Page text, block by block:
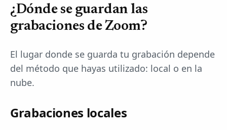
¿Dónde se guardan las
grabaciones de Zoom?
El lugar donde se guarda tu grabación depende
del método que hayas utilizado: local o en la
nube.
Grabaciones locales